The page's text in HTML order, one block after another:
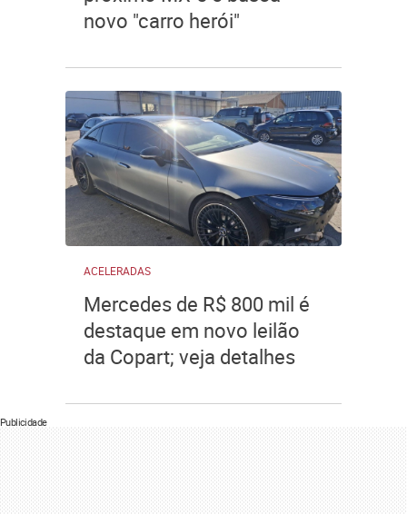
novo "carro herói"
ACELERADAS
Mercedes de R$ 800 mil é
destaque em novo leilão
da Copart; veja detalhes
Publicidade